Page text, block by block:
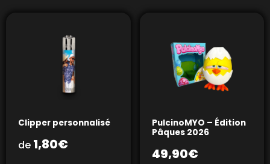
Clipper personnalisé
de 1,80€
PulcinoMYO – Édition
Pâques 2026
49,90€